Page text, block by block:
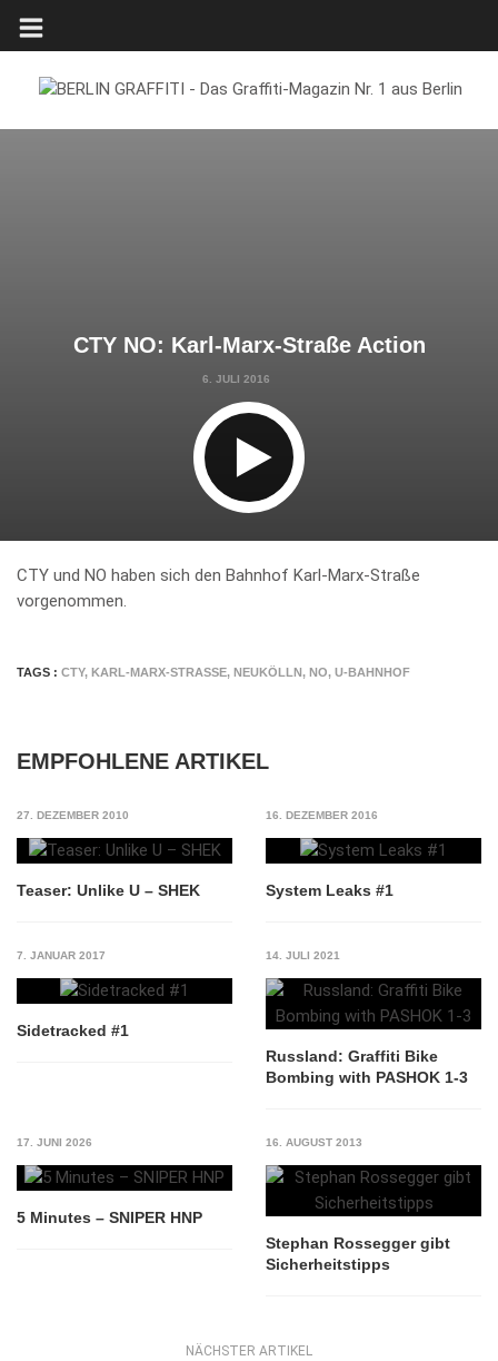
CTY NO: Karl-Marx-Straße Action
6. JULI 2016
CTY und NO haben sich den Bahnhof Karl-Marx-Straße
vorgenommen.
TAGS : CTY, KARL-MARX-STRASSE , NEUKÖLLN, NO, U-BAHNHOF
EMPFOHLENE ARTIKEL
27. DEZEMBER 2010
Teaser: Unlike U – SHEK
16. DEZEMBER 2016
System Leaks #1
7. JANUAR 2017
Sidetracked #1
14. JULI 2021
Russland: Graffiti Bike
Bombing with PASHOK 1-3
17. JUNI 2026
5 Minutes – SNIPER HNP
16. AUGUST 2013
Stephan Rossegger gibt
Sicherheitstipps
NÄCHSTER ARTIKEL